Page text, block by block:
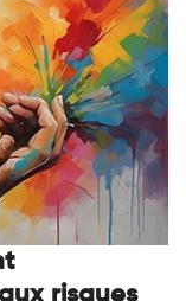
risques